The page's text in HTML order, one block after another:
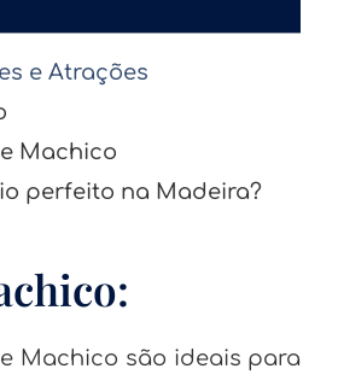
e Atrações
Machico
perfeito na Madeira?
Machico são ideais para